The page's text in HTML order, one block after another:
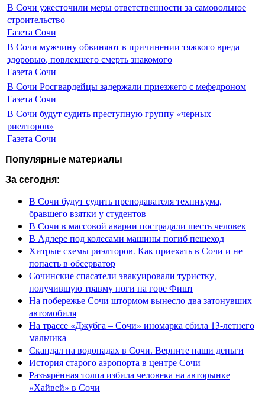
В Сочи ужесточили меры ответственности за самовольное
строительство
Газета Сочи
В Сочи мужчину обвиняют в причинении тяжкого вреда
здоровью, повлекшего смерть знакомого
Газета Сочи
В Сочи Росгвардейцы задержали приезжего с мефедроном
Газета Сочи
В Сочи будут судить преступную группу «черных
риелторов»
Газета Сочи
Популярные материалы
За сегодня:
В Сочи будут судить преподавателя техникума,
бравшего взятки у студентов
В Сочи в массовой аварии пострадали шесть человек
В Адлере под колесами машины погиб пешеход
Хитрые схемы риэлторов. Как приехать в Сочи и не
попасть в обсерватор
Сочинские спасатели эвакуировали туристку,
получившую травму ноги на горе Фишт
На побережье Сочи штормом вынесло два затонувших
автомобиля
На трассе «Джубга – Сочи» иномарка сбила 13-летнего
мальчика
Скандал на водопадах в Сочи. Верните наши деньги
История старого аэропорта в центре Сочи
Разъярённая толпа избила человека на авторынке
«Хайвей» в Сочи